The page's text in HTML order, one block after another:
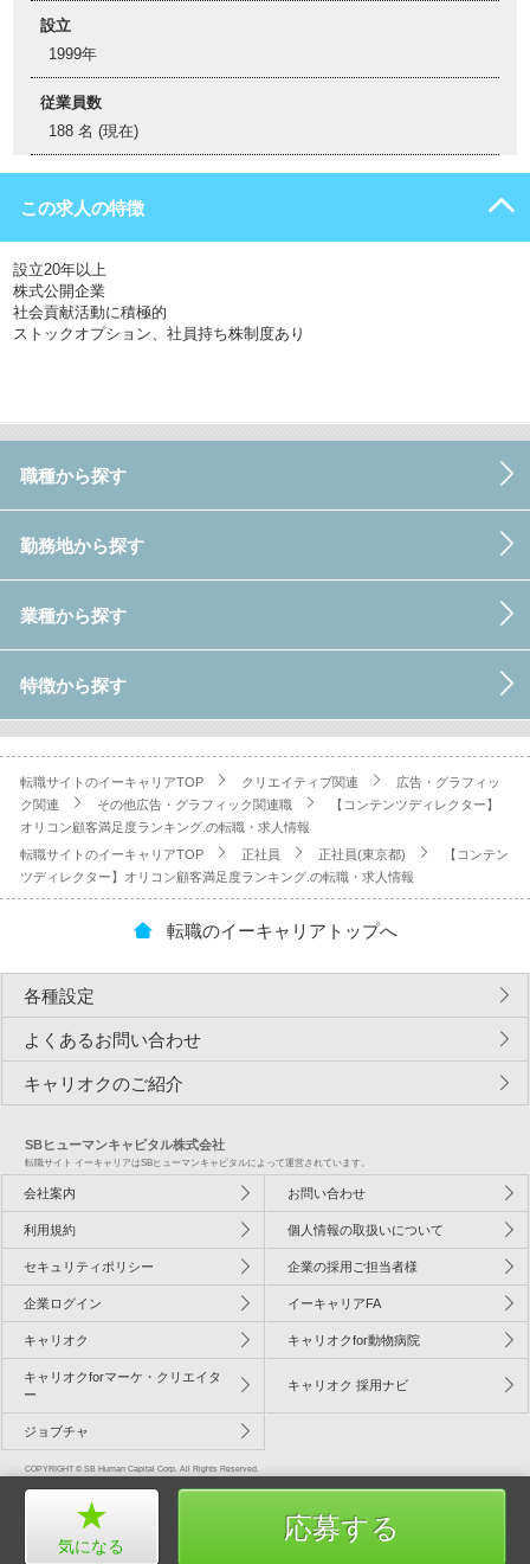
設立
1999年
従業員数
188 名 (現在)
この求人の特徴
設立20年以上
株式公開企業
社会貢献活動に積極的
ストックオプション、社員持ち株制度あり
応募する
気になる
職種から探す
勤務地から探す
業種から探す
特徴から探す
転職サイトのイーキャリアTOP クリエイティブ関連
広告・グラフィッ
ク関連
その他広告・グラフィック関連職
【コンテンツディレクター】
オリコン顧客満足度ランキング.の転職・求人情報
転職サイトのイーキャリアTOP
正社員 正社員(東京都)
【コンテン
ツディレクター】オリコン顧客満足度ランキング.の転職・求人情報
転職のイーキャリアトップへ
各種設定
よくあるお問い合わせ
キャリオクのご紹介
SBヒューマンキャピタル株式会社
転職サイト イーキャリアはSBヒューマンキャピタルによって運営されています。
会社案内 お問い合わせ
利用規約 個人情報の取扱いについて
セキュリティポリシー 企業の採用ご担当者様
企業ログイン イーキャリアFA
キャリオク キャリオクfor動物病院
キャリオクforマーケ・クリエイタ
ー
キャリオク 採用ナビ
ジョブチャ
COPYRIGHT © SB Human Capital Corp. All Rights Reserved.